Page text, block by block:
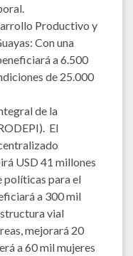
Productivo y
Con una
a 6.500
de 25.000
de la
El
USD 41 millones
políticas para el
a 300 mil
vial
mejorará 20
a 60 mil mujeres